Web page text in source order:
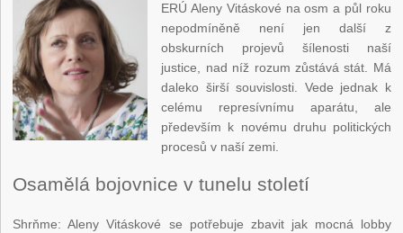
ERÚ Aleny Vitáskové na osm a půl roku
nepodmíněně není jen další z
obskurních projevů šílenosti naší
justice, nad níž rozum zůstává stát. Má
daleko širší souvislosti. Vede jednak k
celému represívnímu aparátu, ale
především k novému druhu politických
procesů v naší zemi.
Osamělá bojovnice v tunelu století
Shrňme: Aleny Vitáskové se potřebuje zbavit jak mocná lobby